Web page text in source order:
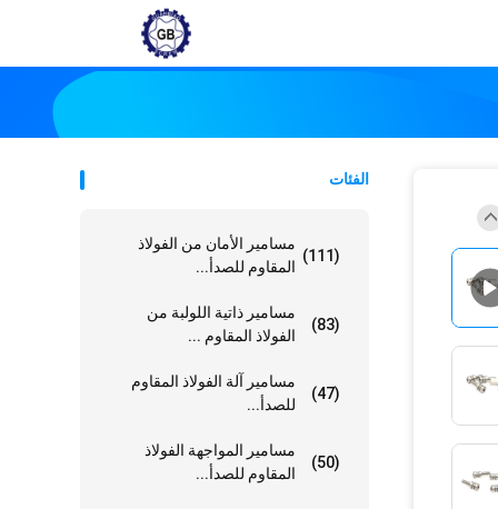
الفئات
مسامير الأمان من الفولاذ
المقاوم للصدأ...
(111)
مسامير ذاتية اللولبة من
الفولاذ المقاوم ...
(83)
مسامير آلة الفولاذ المقاوم
للصدأ...
(47)
مسامير المواجهة الفولاذ
المقاوم للصدأ...
(50)